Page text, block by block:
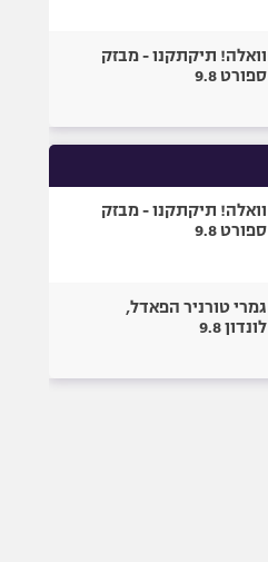
וואלה! תיקתקנו - מבזק
ספורט 9.8
וואלה! תיקתקנו - מבזק
ספורט 9.8
גמרי טורניר הפאדל,
לונדון 9.8